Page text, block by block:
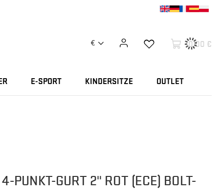
€ 0,00 €
E-SPORT KINDERSITZE OUTLET
PUNKT-GURT 2" ROT (ECE) BOLT-